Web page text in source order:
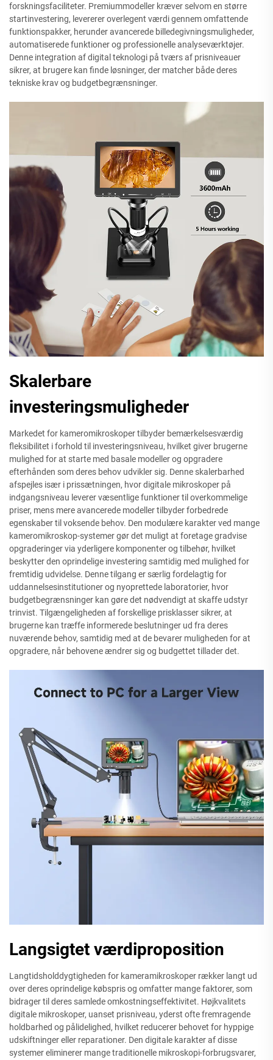
forskningsfaciliteter. Premiummodeller kræver selvom en større
startinvestering, levererer overlegent værdi gennem omfattende
funktionspakker, herunder avancerede billedegivningsmuligheder,
automatiserede funktioner og professionelle analyseværktøjer.
Denne integration af digital teknologi på tværs af prisniveauer
sikrer, at brugere kan finde løsninger, der matcher både deres
tekniske krav og budgetbegrænsninger.
Skalerbare
investeringsmuligheder
Markedet for kameromikroskoper tilbyder bemærkelsesværdig
fleksibilitet i forhold til investeringsniveau, hvilket giver brugerne
mulighed for at starte med basale modeller og opgradere
efterhånden som deres behov udvikler sig. Denne skalerbarhed
afspejles især i prissætningen, hvor digitale mikroskoper på
indgangsniveau leverer væsentlige funktioner til overkommelige
priser, mens mere avancerede modeller tilbyder forbedrede
egenskaber til voksende behov. Den modulære karakter ved mange
kameromikroskop-systemer gør det muligt at foretage gradvise
opgraderinger via yderligere komponenter og tilbehør, hvilket
beskytter den oprindelige investering samtidig med mulighed for
fremtidig udvidelse. Denne tilgang er særlig fordelagtig for
uddannelsesinstitutioner og nyoprettede laboratorier, hvor
budgetbegrænsninger kan gøre det nødvendigt at skaffe udstyr
trinvist. Tilgængeligheden af forskellige prisklasser sikrer, at
brugerne kan træffe informerede beslutninger ud fra deres
nuværende behov, samtidig med at de bevarer muligheden for at
opgradere, når behovene ændrer sig og budgettet tillader det.
Langsigtet værdiproposition
Langtidsholddygtigheden for kameramikroskoper rækker langt ud
over deres oprindelige købspris og omfatter mange faktorer, som
bidrager til deres samlede omkostningseffektivitet. Højkvalitets
digitale mikroskoper, uanset prisniveau, yderst ofte fremragende
holdbarhed og pålidelighed, hvilket reducerer behovet for hyppige
udskiftninger eller reparationer. Den digitale karakter af disse
systemer eliminerer mange traditionelle mikroskopi-forbrugsvarer,